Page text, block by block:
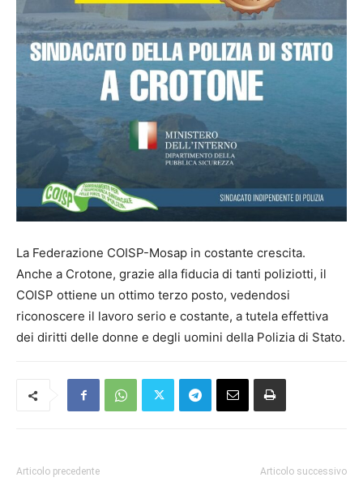
La Federazione COISP-Mosap in costante crescita.
Anche a Crotone, grazie alla fiducia di tanti poliziotti, il
COISP ottiene un ottimo terzo posto, vedendosi
riconoscere il lavoro serio e costante, a tutela effettiva
dei diritti delle donne e degli uomini della Polizia di Stato.
Articolo precedente Articolo successivo